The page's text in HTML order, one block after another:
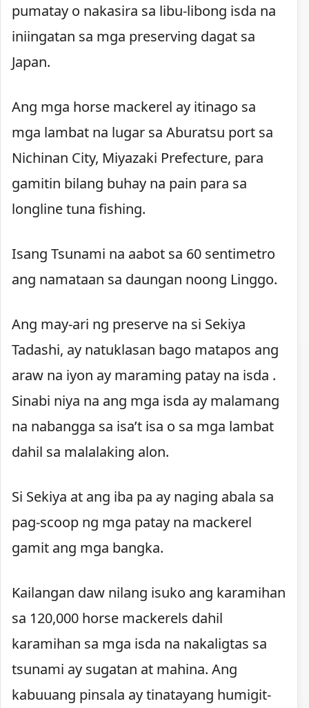
pumatay o nakasira sa libu-libong isda na
iniingatan sa mga preserving dagat sa
Japan.
Ang mga horse mackerel ay itinago sa
mga lambat na lugar sa Aburatsu port sa
Nichinan City, Miyazaki Prefecture, para
gamitin bilang buhay na pain para sa
longline tuna fishing.
Isang Tsunami na aabot sa 60 sentimetro
ang namataan sa daungan noong Linggo.
Ang may-ari ng preserve na si Sekiya
Tadashi, ay natuklasan bago matapos ang
araw na iyon ay maraming patay na isda .
Sinabi niya na ang mga isda ay malamang
na nabangga sa isa’t isa o sa mga lambat
dahil sa malalaking alon.
Si Sekiya at ang iba pa ay naging abala sa
pag-scoop ng mga patay na mackerel
gamit ang mga bangka.
Kailangan daw nilang isuko ang karamihan
sa 120,000 horse mackerels dahil
karamihan sa mga isda na nakaligtas sa
tsunami ay sugatan at mahina. Ang
kabuuang pinsala ay tinatayang humigit-